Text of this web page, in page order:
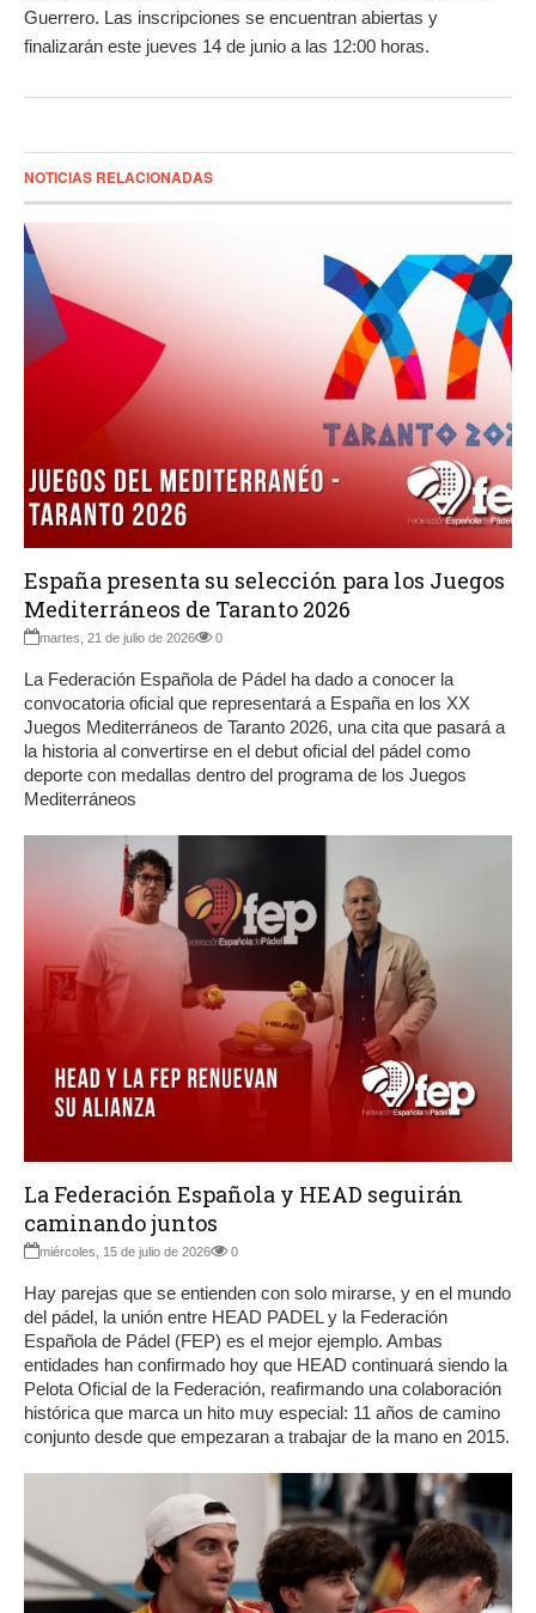
Guerrero. Las inscripciones se encuentran abiertas y
finalizarán este jueves 14 de junio a las 12:00 horas.
NOTICIAS RELACIONADAS
España presenta su selección para los Juegos
Mediterráneos de Taranto 2026
martes, 21 de julio de 2026 0
La Federación Española de Pádel ha dado a conocer la
convocatoria oficial que representará a España en los XX
Juegos Mediterráneos de Taranto 2026, una cita que pasará a
la historia al convertirse en el debut oficial del pádel como
deporte con medallas dentro del programa de los Juegos
Mediterráneos
La Federación Española y HEAD seguirán
caminando juntos
miércoles, 15 de julio de 2026 0
Hay parejas que se entienden con solo mirarse, y en el mundo
del pádel, la unión entre HEAD PADEL y la Federación
Española de Pádel (FEP) es el mejor ejemplo. Ambas
entidades han confirmado hoy que HEAD continuará siendo la
Pelota Oficial de la Federación, reafirmando una colaboración
histórica que marca un hito muy especial: 11 años de camino
conjunto desde que empezaran a trabajar de la mano en 2015.